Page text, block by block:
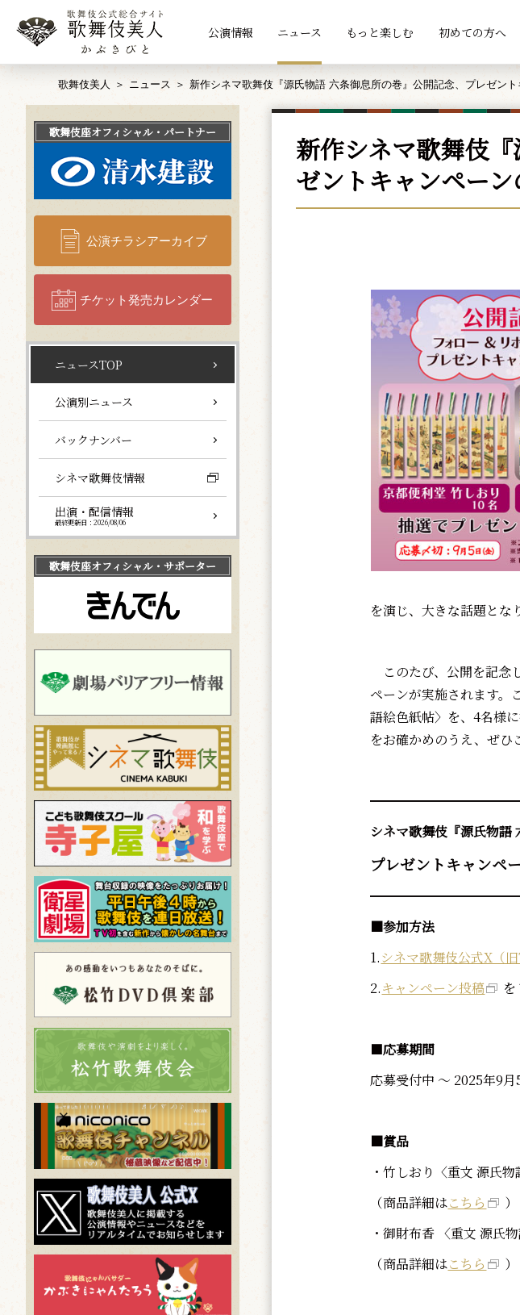
公演情報 ニュース もっと楽しむ 初めての方へ
歌舞伎美人 ニュース 新作シネマ歌舞伎『源氏物語 六条御息所の巻』公開記念、プレゼン
新作シネマ歌舞伎
ゼントキャンペー
を演じ、大きな話題とな
このたび、公開を記念
ペーンが実施されます。
語絵色紙帖〉を、4名様
をお確かめのうえ、ぜひ
シネマ歌舞伎『源氏物語
プレゼントキャンペ
■参加方法
1.シネマ歌舞伎公式X（
2.キャンペーン投稿 を
■応募期間
応募受付中 ～ 2025年9月
■賞品
・竹しおり〈重文 源氏
（商品詳細はこちら
）
・御財布香 〈重文 源氏
（商品詳細はこちら ）
歌舞伎座オフィシャル・パートナー
公演チラシアーカイブ
チケット発売カレンダー
ニュースTOP
公演別ニュース
バックナンバー
シネマ歌舞伎情報
出演・配信情報
最終更新日：2026/08/06
歌舞伎座オフィシャル・サポーター